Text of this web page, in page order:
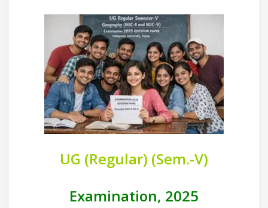
UG (Regular) (Sem.-V)
Examination, 2025